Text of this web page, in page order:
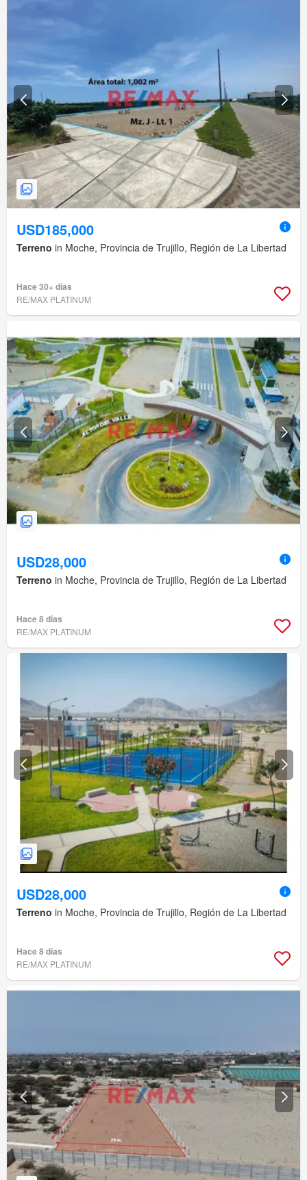
USD185,000
Terreno in Moche, Provincia de Trujillo, Región de La Libertad
Hace 30+ días
RE/MAX PLATINUM
USD28,000
Terreno in Moche, Provincia de Trujillo, Región de La Libertad
Hace 8 días
RE/MAX PLATINUM
USD28,000
Terreno in Moche, Provincia de Trujillo, Región de La Libertad
Hace 8 días
RE/MAX PLATINUM